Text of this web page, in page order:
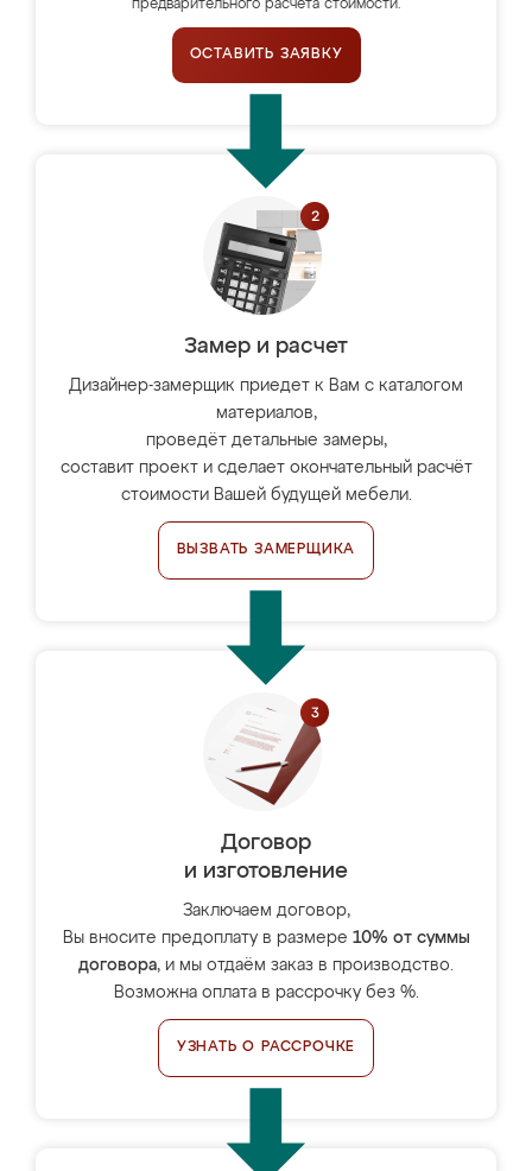
предварительного расчёта стоимости.
ОСТАВИТЬ ЗАЯВКУ
Замер и расчет
Дизайнер-замерщик приедет к Вам с каталогом
материалов,
проведёт детальные замеры,
составит проект и сделает окончательный расчёт
стоимости Вашей будущей мебели.
ВЫЗВАТЬ ЗАМЕРЩИКА
Договор
и изготовление
Заключаем договор,
Вы вносите предоплату в размере 10% от суммы
договора, и мы отдаём заказ в производство.
Возможна оплата в рассрочку без %.
УЗНАТЬ О РАССРОЧКЕ